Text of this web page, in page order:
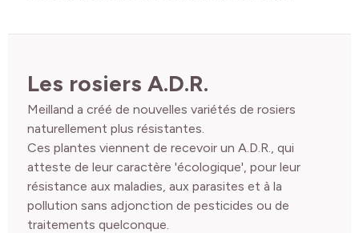
Les rosiers A.D.R.
Meilland a créé de nouvelles variétés de rosiers
naturellement plus résistantes.
Ces plantes viennent de recevoir un A.D.R., qui
atteste de leur caractère 'écologique', pour leur
résistance aux maladies, aux parasites et à la
pollution sans adjonction de pesticides ou de
traitements quelconque.